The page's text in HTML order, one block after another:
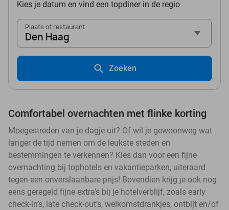
Kies je datum en vind een topdiner in de regio
Plaats of restaurant
Den Haag
Zoeken
Comfortabel overnachten met flinke korting
Moegestreden van je dagje uit? Of wil je gewoonweg wat
langer de tijd nemen om de leukste steden en
bestemmingen te verkennen? Kies dan voor een fijne
overnachting bij tophotels en vakantieparken, uiteraard
tegen een onverslaanbare prijs! Bovendien krijg je ook nog
eens geregeld fijne extra’s bij je hotelverblijf, zoals early
check-in’s, late check-out’s, welkomstdrankjes, ontbijt en/of